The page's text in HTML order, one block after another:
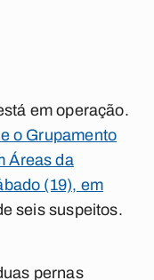
em operação.
o Grupamento
Áreas da
(19), em
seis suspeitos.
pernas